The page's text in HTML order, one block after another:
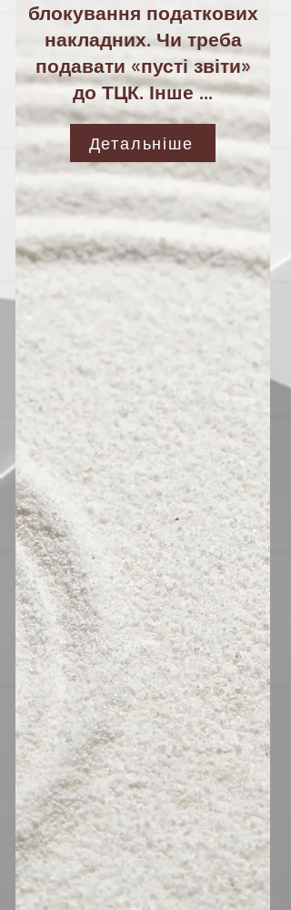
блокування податкових
накладних. Чи треба
подавати «пусті звіти»
до ТЦК. Інше ...
Детальніше